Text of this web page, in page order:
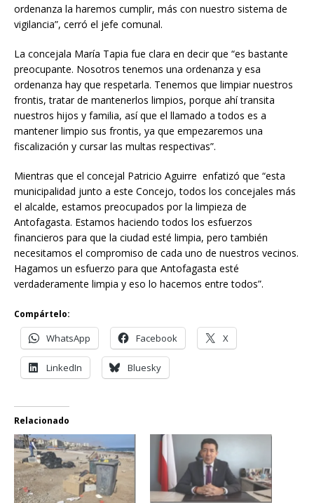
ordenanza la haremos cumplir, más con nuestro sistema de
vigilancia”, cerró el jefe comunal.
La concejala María Tapia fue clara en decir que “es bastante
preocupante. Nosotros tenemos una ordenanza y esa
ordenanza hay que respetarla. Tenemos que limpiar nuestros
frontis, tratar de mantenerlos limpios, porque ahí transita
nuestros hijos y familia, así que el llamado a todos es a
mantener limpio sus frontis, ya que empezaremos una
fiscalización y cursar las multas respectivas”.
Mientras que el concejal Patricio Aguirre enfatizó que “esta
municipalidad junto a este Concejo, todos los concejales más
el alcalde, estamos preocupados por la limpieza de
Antofagasta. Estamos haciendo todos los esfuerzos
financieros para que la ciudad esté limpia, pero también
necesitamos el compromiso de cada uno de nuestros vecinos.
Hagamos un esfuerzo para que Antofagasta esté
verdaderamente limpia y eso lo hacemos entre todos”.
Compártelo:
WhatsApp Facebook X
LinkedIn Bluesky
Relacionado